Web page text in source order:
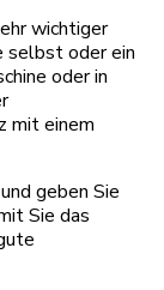
wichtiger
selbst oder ein
oder in
mit einem
geben Sie
Sie das